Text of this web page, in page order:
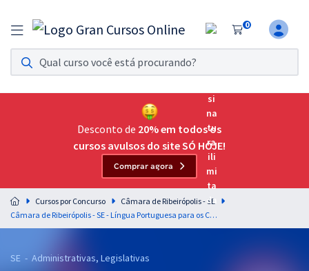
0
Assinatura Ilimitada 11
Acesso a todos os cursos. Teste grátis por 7 dias!
Assinatura OAB Até Passar
Acesso ilimitado a toda preparação para o Exame da
Residências Multiprofissionais
Preparação completa e intensiva para as principais
residências em saúde do Brasil
Desconto de 20% em todos os
cursos avulsos do site SÓ HOJE!
Comprar agora
Cursos por Concurso
Câmara de Ribeirópolis - SE
Câmara de Ribeirópolis - SE - Língua Portuguesa para os Cargos de Nível Superior com o Professor Lucas Lemos
SE - Administrativas, Legislativas